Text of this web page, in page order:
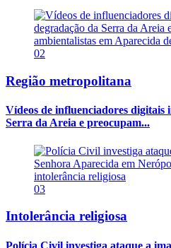
02
Região metropolitana
Vídeos de influenciadores digitais
Serra da Areia e preocupam...
03
Intolerância religiosa
Polícia Civil investiga ataque a